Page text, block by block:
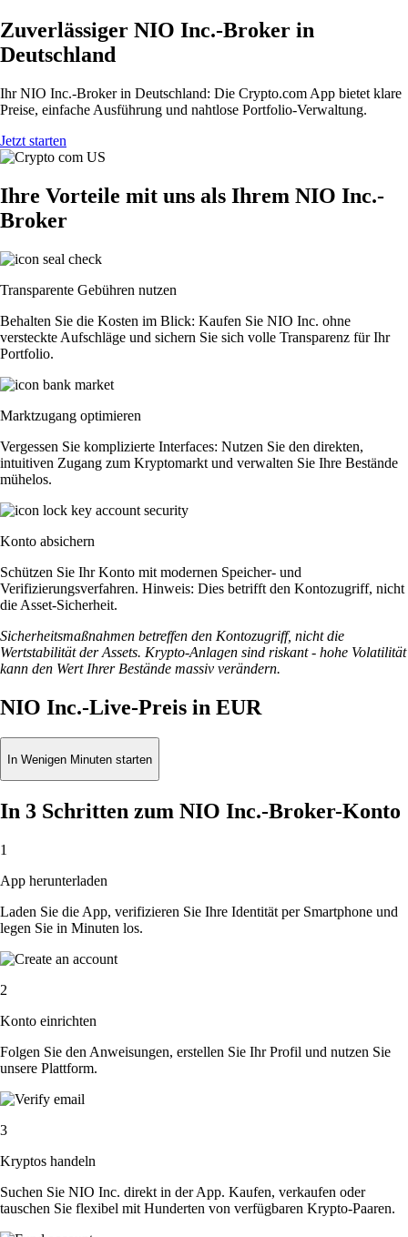
Zuverlässiger NIO Inc.-Broker in
Deutschland
Ihr NIO Inc.-Broker in Deutschland: Die Crypto.com App bietet klare
Preise, einfache Ausführung und nahtlose Portfolio-Verwaltung.
Jetzt starten
Ihre Vorteile mit uns als Ihrem NIO Inc.-
Broker
Transparente Gebühren nutzen
Behalten Sie die Kosten im Blick: Kaufen Sie NIO Inc. ohne
versteckte Aufschläge und sichern Sie sich volle Transparenz für Ihr
Portfolio.
Marktzugang optimieren
Vergessen Sie komplizierte Interfaces: Nutzen Sie den direkten,
intuitiven Zugang zum Kryptomarkt und verwalten Sie Ihre Bestände
mühelos.
Konto absichern
Schützen Sie Ihr Konto mit modernen Speicher- und
Verifizierungsverfahren. Hinweis: Dies betrifft den Kontozugriff, nicht
die Asset-Sicherheit.
Sicherheitsmaßnahmen betreffen den Kontozugriff, nicht die
Wertstabilität der Assets. Krypto-Anlagen sind riskant - hohe Volatilität
kann den Wert Ihrer Bestände massiv verändern.
NIO Inc.-Live-Preis in EUR
In Wenigen Minuten starten
In 3 Schritten zum NIO Inc.-Broker-Konto
1
App herunterladen
Laden Sie die App, verifizieren Sie Ihre Identität per Smartphone und
legen Sie in Minuten los.
2
Konto einrichten
Folgen Sie den Anweisungen, erstellen Sie Ihr Profil und nutzen Sie
unsere Plattform.
3
Kryptos handeln
Suchen Sie NIO Inc. direkt in der App. Kaufen, verkaufen oder
tauschen Sie flexibel mit Hunderten von verfügbaren Krypto-Paaren.